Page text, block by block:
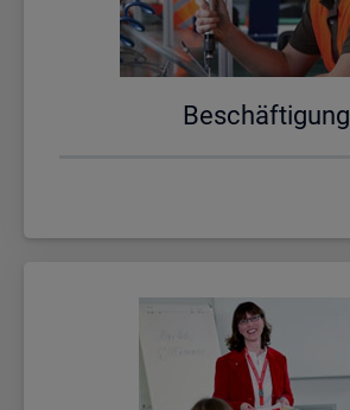
Be­schäf­ti­gung